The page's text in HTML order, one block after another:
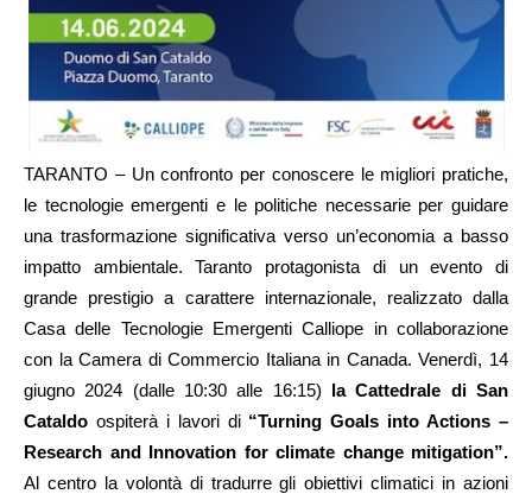
TARANTO – Un confronto per conoscere le migliori pratiche,
le tecnologie emergenti e le politiche necessarie per guidare
una trasformazione significativa verso un’economia a basso
impatto ambientale. Taranto protagonista di un evento di
grande prestigio a carattere internazionale, realizzato dalla
Casa delle Tecnologie Emergenti Calliope in collaborazione
con la Camera di Commercio Italiana in Canada. Venerdì, 14
giugno 2024 (dalle 10:30 alle 16:15) la Cattedrale di San
Cataldo ospiterà i lavori di “Turning Goals into Actions –
Research and Innovation for climate change mitigation”.
Al centro la volontà di tradurre gli obiettivi climatici in azioni